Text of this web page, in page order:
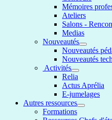
Mémoires
Ateliers
Salons -
Medias
Nouveautés
Nouveautés
Nouveautés
Activités
Relia
Actus Aprélia
E-jumelages
Autres ressources
Formations